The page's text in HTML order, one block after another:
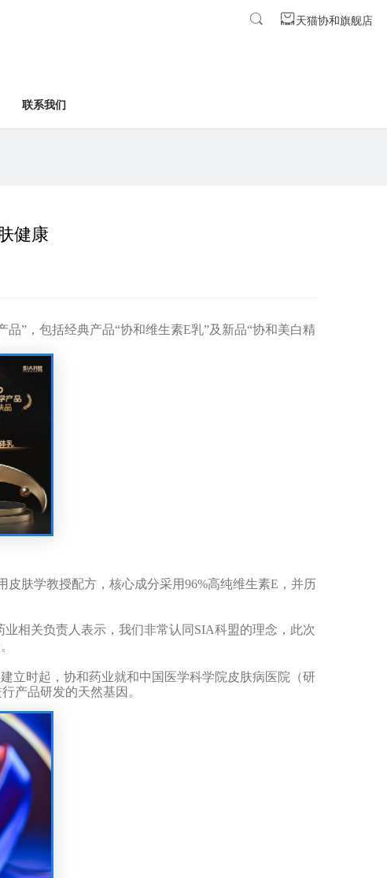
天猫协和旗舰店
联系我们
健康
品” ，包括经典产品“协和维生素E乳”及新品“协和美白精
皮肤学教授配方，核心成分采用96%高纯维生素E ，并历
业相关负责人表示，我们非常认同 SIA科盟的理念 ，此次
立时起，协和药业就和中国医学科学院皮肤病医院（研
产品研发的天然基因。